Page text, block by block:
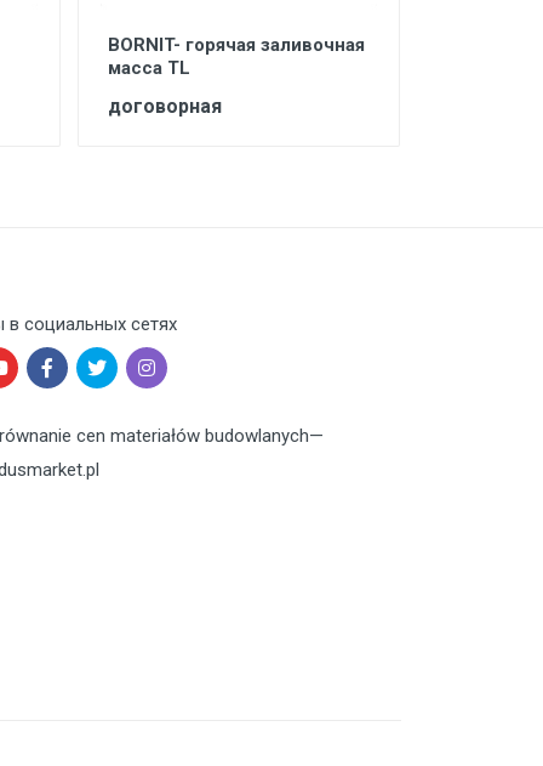
BORNIT- горячая заливочная
масса TL
договорная
социальных сетях
cen materiałów budowlanych—